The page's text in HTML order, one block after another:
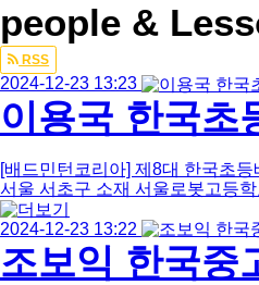
people &
Total
250
건
1
페
지
RSS
2024-12-23 13:23
이용국 한국초
[배드민턴코리아] 제8대 한국초
서울 서초구 소재 서울로봇고등
2024-12-23 13:22
조보익 한국중